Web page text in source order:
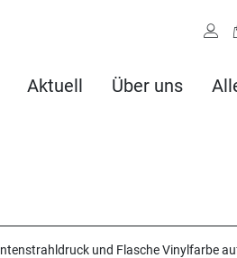
Aktuell Über uns
und Flasche Vinylfarbe